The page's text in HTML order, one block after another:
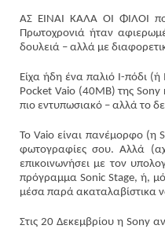
ΑΣ ΕΙΝΑΙ ΚΑΛΑ ΟΙ ΦΙΛΟΙ
Πρωτοχρονιά ήταν
δουλειά – αλλά με
Είχα ήδη ένα παλιό Ι-πόδι
Pocket Vaio (40MB) της
πιο εντυπωσιακό – αλλά το
Το Vaio είναι πανέμορφο (η
φωτογραφίες σου. Αλλά
επικοινωνήσει με τον
πρόγραμμα Sonic Stage, ή,
μέσα παρά ακαταλαβίστικα
Στις 20 Δεκεμβρίου η Sony